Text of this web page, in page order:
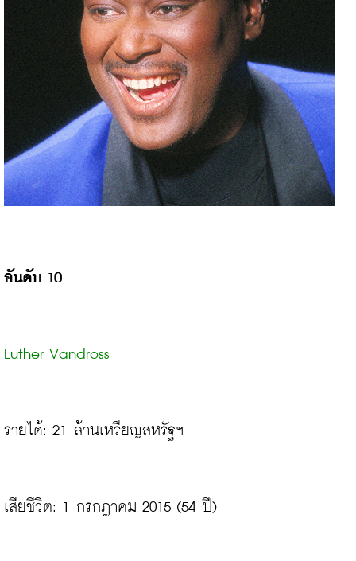
อันดับ 10
Luther Vandross
รายได้: 21 ล้านเหรียญสหรัฐฯ
เสียชีวิต: 1 กรกฎาคม 2015 (54 ปี)